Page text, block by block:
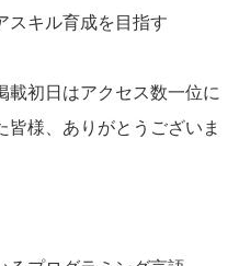
スキル育成を目指す
載初日はアクセス数一位に
様、ありがとうございま